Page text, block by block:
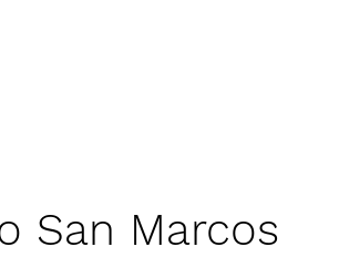
San Marcos